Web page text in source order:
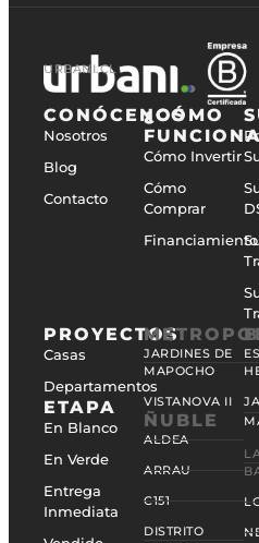
URBANI.CL
CONÓCENOS
Nosotros
Blog
Contacto
¿CÓMO
Cómo Invertir
Cómo
Comprar
Financiamiento
PROYECTOS
Casas
Departamentos
ETAPA
En Blanco
En Verde
Entrega
Inmediata
JARDINES DE
MAPOCHO
VISTANOVA II
ÑUBLE
ALDEA
ARRAU
C151
DISTRITO